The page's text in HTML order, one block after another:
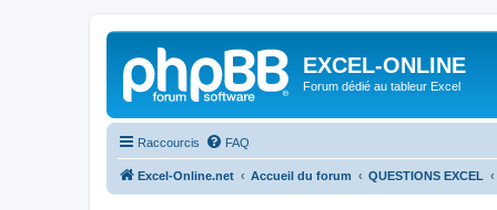
EXCEL-ONLINE
Forum dédié au tableur Excel
Raccourcis FAQ
Excel-Online.net Accueil du forum QUESTIONS EXCEL